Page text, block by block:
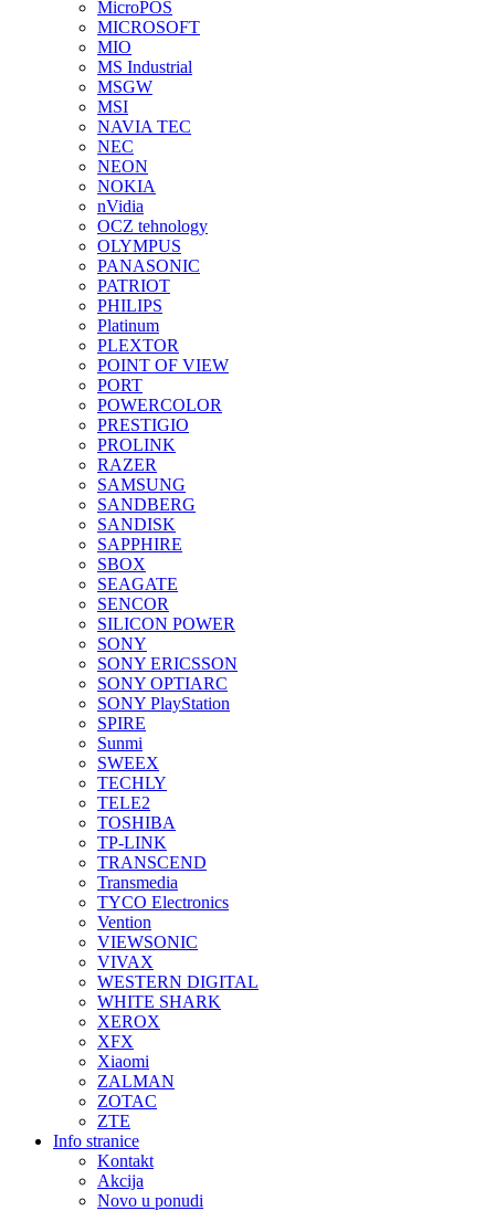
MicroPOS
MICROSOFT
MIO
MS Industrial
MSGW
MSI
NAVIA TEC
NEC
NEON
NOKIA
nVidia
OCZ tehnology
OLYMPUS
PANASONIC
PATRIOT
PHILIPS
Platinum
PLEXTOR
POINT OF VIEW
PORT
POWERCOLOR
PRESTIGIO
PROLINK
RAZER
SAMSUNG
SANDBERG
SANDISK
SAPPHIRE
SBOX
SEAGATE
SENCOR
SILICON POWER
SONY
SONY ERICSSON
SONY OPTIARC
SONY PlayStation
SPIRE
Sunmi
SWEEX
TECHLY
TELE2
TOSHIBA
TP-LINK
TRANSCEND
Transmedia
TYCO Electronics
Vention
VIEWSONIC
VIVAX
WESTERN DIGITAL
WHITE SHARK
XEROX
XFX
Xiaomi
ZALMAN
ZOTAC
ZTE
Info stranice
Kontakt
Akcija
Novo u ponudi